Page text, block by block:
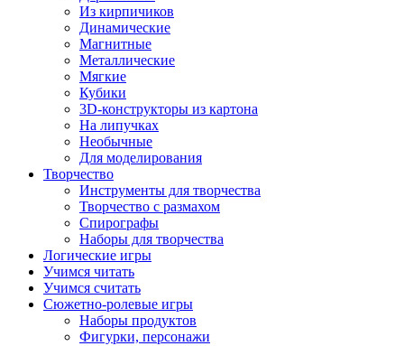
Из кирпичиков
Динамические
Магнитные
Металлические
Мягкие
Кубики
3D-конструкторы из картона
На липучках
Необычные
Для моделирования
Творчество
Инструменты для творчества
Творчество с размахом
Спирографы
Наборы для творчества
Логические игры
Учимся читать
Учимся считать
Сюжетно-ролевые игры
Наборы продуктов
Фигурки, персонажи